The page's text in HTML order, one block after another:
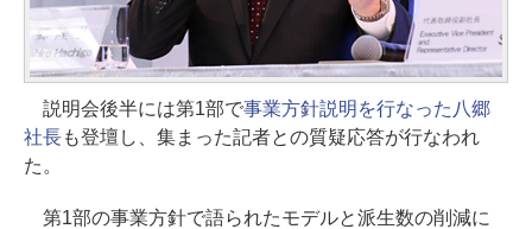
説明会後半には第1部で事業方針説明を行なった八郷
社長も登壇し、集まった記者との質疑応答が行なわれ
た。
第1部の事業方針で語られたモデルと派生数の削減に